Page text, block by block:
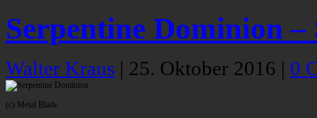
Serpentine Dominion
Walter Kraus | 25. Oktober 2016 | 0
(c) Metal Blade